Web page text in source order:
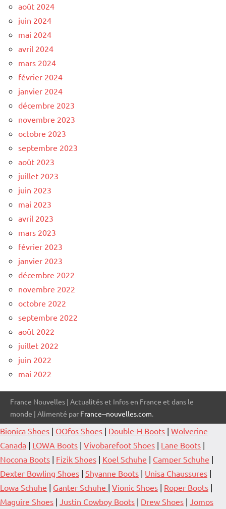
août 2024
juin 2024
mai 2024
avril 2024
mars 2024
février 2024
janvier 2024
décembre 2023
novembre 2023
octobre 2023
septembre 2023
août 2023
juillet 2023
juin 2023
mai 2023
avril 2023
mars 2023
février 2023
janvier 2023
décembre 2022
novembre 2022
octobre 2022
septembre 2022
août 2022
juillet 2022
juin 2022
mai 2022
France Nouvelles | Actualités et Infos en France et dans le
monde | Alimenté par France--nouvelles.com.
Bionica Shoes | OOfos Shoes | Double-H Boots | Wolverine
Canada | LOWA Boots | Vivobarefoot Shoes | Lane Boots |
Nocona Boots | Fizik Shoes | Koel Schuhe | Camper Schuhe |
Dexter Bowling Shoes | Shyanne Boots | Unisa Chaussures |
Lowa Schuhe | Ganter Schuhe | Vionic Shoes | Roper Boots |
Maguire Shoes | Justin Cowboy Boots | Drew Shoes | Jomos